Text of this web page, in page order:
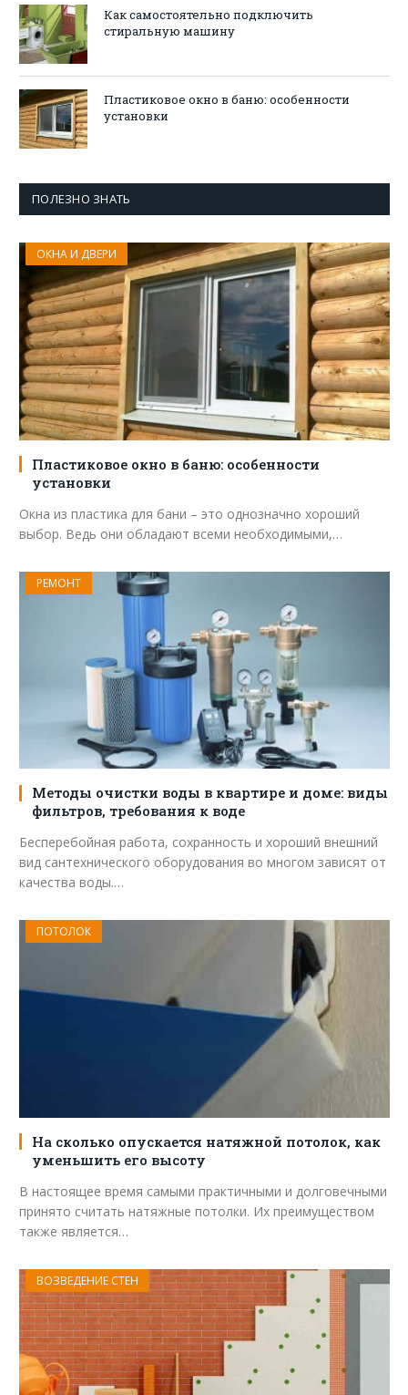
Как самостоятельно подключить
стиральную машину
Пластиковое окно в баню: особенности
установки
ПОЛЕЗНО ЗНАТЬ
ОКНА И ДВЕРИ
Пластиковое окно в баню: особенности
установки
Окна из пластика для бани – это однозначно хороший
выбор. Ведь они обладают всеми необходимыми,…
РЕМОНТ
Методы очистки воды в квартире и доме: виды
фильтров, требования к воде
Бесперебойная работа, сохранность и хороший внешний
вид сантехнического оборудования во многом зависят от
качества воды.…
ПОТОЛОК
На сколько опускается натяжной потолок, как
уменьшить его высоту
В настоящее время самыми практичными и долговечными
принято считать натяжные потолки. Их преимуществом
также является…
ВОЗВЕДЕНИЕ СТЕН